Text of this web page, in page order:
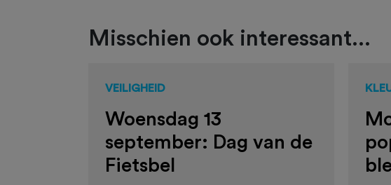
Misschien ook interessant...
VEILIGHEID
Woensdag 13
september: Dag van de
Fietsbel